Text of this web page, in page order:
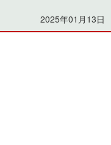
2025年01月13日